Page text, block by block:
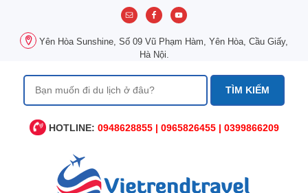
Yên Hòa Sunshine, Số 09 Vũ Phạm Hàm, Yên Hòa, Cầu Giấy,
Hà Nội.
Tìm
kiếm
HOTLINE: 0948628855 | 0965826455 | 0399866209